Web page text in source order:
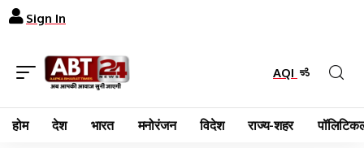
Sign In
AQI
होम देश भारत मनोरंजन विदेश राज्य-शहर